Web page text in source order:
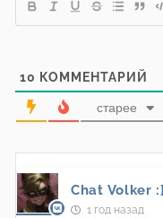
10 КОММЕНТАРИЙ
старее
Chat Volker :]
1 год назад